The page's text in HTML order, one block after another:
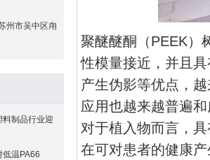
州市吴中区甪
制品行业迎
低温PA66
聚醚醚酮（PEEK）
性模量接近，并且
产生伪影等优点，
应用也越来越普遍
对于植入物而言，
在可对患者的健康